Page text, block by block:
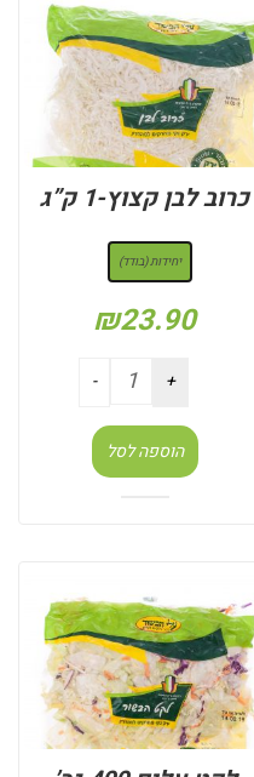
כרוב לבן קצוץ-1 ק”ג
יחידות (בודד)
₪23.90
הוספה לסל